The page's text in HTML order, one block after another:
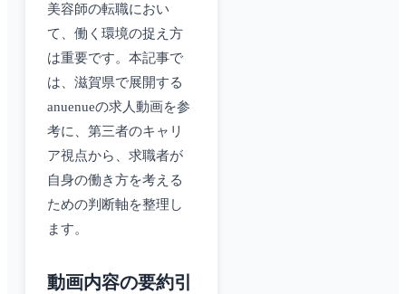
美容師の転職におい
て、働く環境の捉え方
は重要です。本記事で
は、滋賀県で展開する
anuenueの求人動画を参
考に、第三者のキャリ
ア視点から、求職者が
自身の働き方を考える
ための判断軸を整理し
ます。
動画内容の要約引